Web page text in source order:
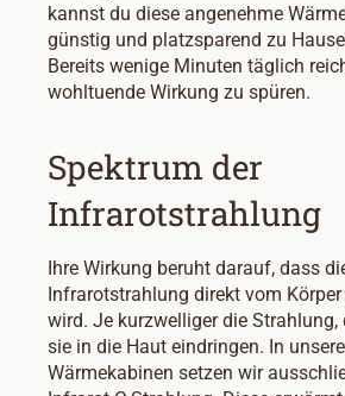
kannst du diese angenehme
günstig und platzsparend zu
Bereits wenige Minuten täglich
wohltuende Wirkung zu spüren.
Spektrum der
Infrarotstrahlung
Ihre Wirkung beruht darauf, dass
Infrarotstrahlung direkt vom
wird. Je kurzwelliger die Strahlung,
sie in die Haut eindringen. In
Wärmekabinen setzen wir